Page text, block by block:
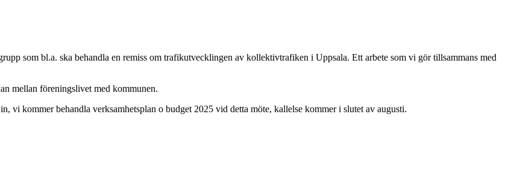
som bl.a. ska behandla en remiss om trafikutvecklingen av kollektivtrafiken i Uppsala. Ett arbete som vi gör tillsammans med
mellan föreningslivet med kommunen.
vi kommer behandla verksamhetsplan o budget 2025 vid detta möte, kallelse kommer i slutet av augusti.